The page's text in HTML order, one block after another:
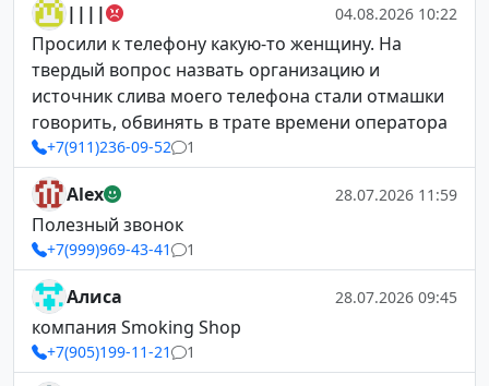
|||| 04.08.2026 10:22
Просили к телефону какую-то женщину. На
твердый вопрос назвать организацию и
источник слива моего телефона стали отмашки
говорить, обвинять в трате времени оператора
+7(911)236-09-52 1
Alex 28.07.2026 11:59
Полезный звонок
+7(999)969-43-41 1
Алиса 28.07.2026 09:45
компания Smoking Shop
+7(905)199-11-21 1